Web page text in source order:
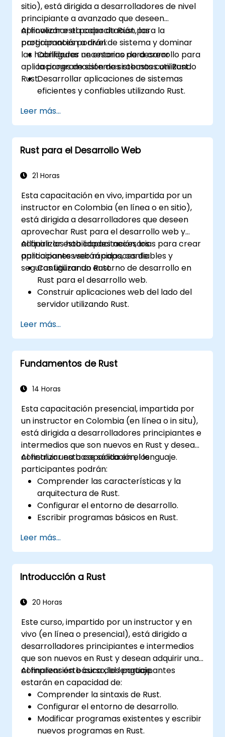
Aplicar técnicas de gestión de energía y
optimización de bajo consumo en
sistemas embebidos.
sitio), está dirigida a desarrolladores de nivel
principiante a avanzado que deseen
aprovechar el poder de Rust para la
programación a nivel de sistema y dominar
las habilidades necesarias para crear
aplicaciones de sistemas robustas utilizando
Rust.
Al finalizar esta capacitación, los
participantes podrán:
Configurar un entorno de desarrollo para
la programación de sistemas con Rust.
Desarrollar aplicaciones de sistemas
eficientes y confiables utilizando Rust.
gestión de memoria de Rust en un
contexto de sistemas.
Interfazar con código de bajo nivel, como
C y C++, utilizando Rust para tareas a
Depurar y solucionar problemas de
en escenarios de programación de
sistemas.
Leer más...
Rust para el Desarrollo Web
21 Horas
Esta capacitación en vivo, impartida por un
instructor en Colombia (en línea o en sitio),
está dirigida a desarrolladores que deseen
aprovechar Rust para el desarrollo web y
adquirir las habilidades necesarias para crear
aplicaciones web rápidas, confiables y
seguras utilizando Rust.
Al finalizar esta capacitación, los
participantes serán capaces de:
Configurar un entorno de desarrollo en
Rust para el desarrollo web.
Construir aplicaciones web del lado del
servidor utilizando Rust.
solicitudes y respuestas HTTP.
Trabajar con bases de datos y gestionar
la persistencia de datos en Rust.
Desarrollar componentes del frontend e
Optimizar el rendimiento y garantizar la
construidas con Rust.
Leer más...
Fundamentos de Rust
14 Horas
Esta capacitación presencial, impartida por
un instructor en Colombia (en línea o in situ),
está dirigida a desarrolladores principiantes e
intermedios que son nuevos en Rust y desean
construir una base sólida en el lenguaje.
Al finalizar esta capacitación, los
participantes podrán:
Comprender las características y la
arquitectura de Rust.
Configurar el entorno de desarrollo.
Escribir programas básicos en Rust.
existentes.
Solucionar problemas comunes.
Leer más...
Introducción a Rust
20 Horas
Este curso, impartido por un instructor y en
vivo (en línea o presencial), está dirigido a
desarrolladores principiantes e intermedios
que son nuevos en Rust y desean adquirir una
comprensión básica del lenguaje.
Al finalizar este curso, los participantes
estarán en capacidad de:
Comprender la sintaxis de Rust.
Configurar el entorno de desarrollo.
Modificar programas existentes y escribir
nuevos programas en Rust.